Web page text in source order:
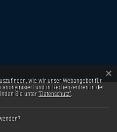
wie wir unser Webangebot für
und in Rechenzentren in der
Sie unter “Datenschutz“.
×